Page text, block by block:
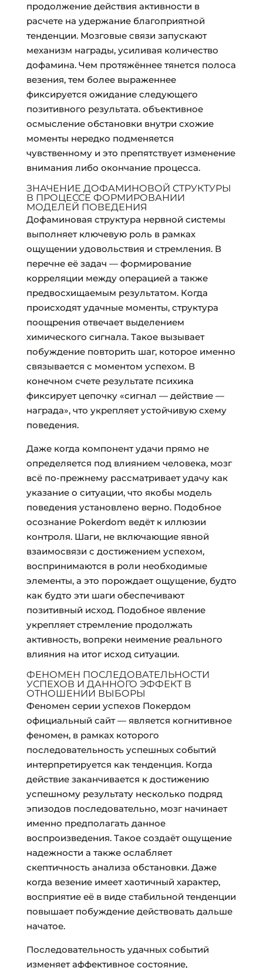
продолжение действия активности в
расчете на удержание благоприятной
тенденции. Мозговые связи запускают
механизм награды, усиливая количество
дофамина. Чем протяжённее тянется полоса
везения, тем более выраженнее
фиксируется ожидание следующего
позитивного результата. объективное
осмысление обстановки внутри схожие
моменты нередко подменяется
чувственному и это препятствует изменение
внимания либо окончание процесса.
ЗНАЧЕНИЕ ДОФАМИНОВОЙ СТРУКТУРЫ
В ПРОЦЕССЕ ФОРМИРОВАНИИ
МОДЕЛЕЙ ПОВЕДЕНИЯ
Дофаминовая структура нервной системы
выполняет ключевую роль в рамках
ощущении удовольствия и стремления. В
перечне её задач — формирование
корреляции между операцией а также
предвосхищаемым результатом. Когда
происходят удачные моменты, структура
поощрения отвечает выделением
химического сигнала. Такое вызывает
побуждение повторить шаг, которое именно
связывается с моментом успехом. В
конечном счете результате психика
фиксирует цепочку «сигнал — действие —
награда», что укрепляет устойчивую схему
поведения.
Даже когда компонент удачи прямо не
определяется под влиянием человека, мозг
всё по-прежнему рассматривает удачу как
указание о ситуации, что якобы модель
поведения установлено верно. Подобное
осознание Pokerdom ведёт к иллюзии
контроля. Шаги, не включающие явной
взаимосвязи с достижением успехом,
воспринимаются в роли необходимые
элементы, а это порождает ощущение, будто
как будто эти шаги обеспечивают
позитивный исход. Подобное явление
укрепляет стремление продолжать
активность, вопреки неимение реального
влияния на итог исход ситуации.
ФЕНОМЕН ПОСЛЕДОВАТЕЛЬНОСТИ
УСПЕХОВ И ДАННОГО ЭФФЕКТ В
ОТНОШЕНИИ ВЫБОРЫ
Феномен серии успехов Покердом
официальный сайт — является когнитивное
феномен, в рамках которого
последовательность успешных событий
интерпретируется как тенденция. Когда
действие заканчивается к достижению
успешному результату несколько подряд
эпизодов последовательно, мозг начинает
именно предполагать данное
воспроизведения. Такое создаёт ощущение
надежности а также ослабляет
скептичность анализа обстановки. Даже
когда везение имеет хаотичный характер,
восприятие её в виде стабильной тенденции
повышает побуждение действовать дальше
начатое.
Последовательность удачных событий
изменяет аффективное состояние,